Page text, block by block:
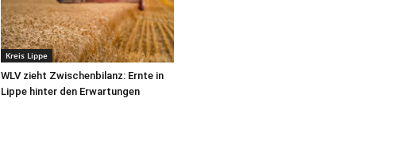
Kreis Lippe
WLV zieht Zwischenbilanz: Ernte in
Lippe hinter den Erwartungen